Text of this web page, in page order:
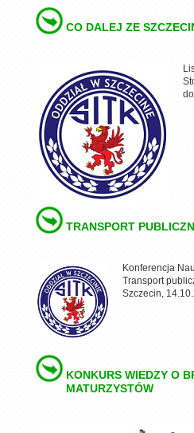
CO DALEJ ZE
TRANSPORT
Konferencja
Transport
Szczecin,
KONKURS WIEDZY O
MATURZYSTÓW